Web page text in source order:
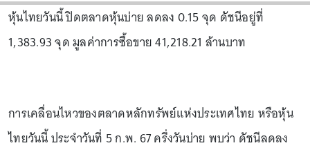
หุ้นไทยวันนี้ ปิดตลาดหุ้นบ่าย ลดลง 0.15 จุด ดัชนีอยู่ที่
1,383.93 จุด มูลค่าการซื้อขาย 41,218.21 ล้านบาท
การเคลื่อนไหวของตลาดหลักทรัพย์แห่งประเทศไทย หรือหุ้น
ไทยวันนี้ ประจำวันที่ 5 ก.พ. 67 ครึ่งวันบ่าย พบว่า ดัชนีลดลง